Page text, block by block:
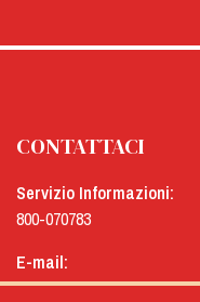
CONTATTACI
Servizio Informazioni:
800-070783
E-mail:
menu@menu.it